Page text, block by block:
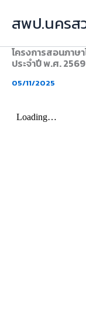
สพป.นครส
โครงการสอนภาษ
ประจำปี พ.ศ.
05/11/2025